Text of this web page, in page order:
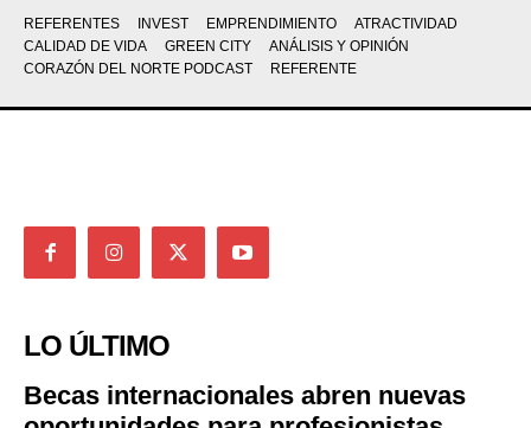
REFERENTES INVEST EMPRENDIMIENTO
ATRACTIVIDAD
CALIDAD DE VIDA
GREEN CITY
ANÁLISIS Y OPINIÓN
CORAZÓN DEL NORTE PODCAST
REFERENTE
LO ÚLTIMO
Becas internacionales abren nuevas